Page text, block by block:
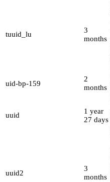
tuuid_lu
3
months
uid-bp-159
2
months
uuid
1 year
27 days
uuid2
3
months